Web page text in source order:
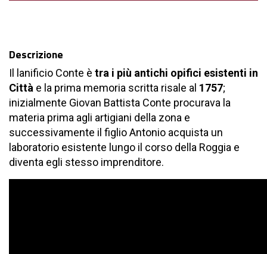
Descrizione
Il lanificio Conte è tra i più antichi opifici esistenti in
Città e la prima memoria scritta risale al 1757;
inizialmente Giovan Battista Conte procurava la
materia prima agli artigiani della zona e
successivamente il figlio Antonio acquista un
laboratorio esistente lungo il corso della Roggia e
diventa egli stesso imprenditore.